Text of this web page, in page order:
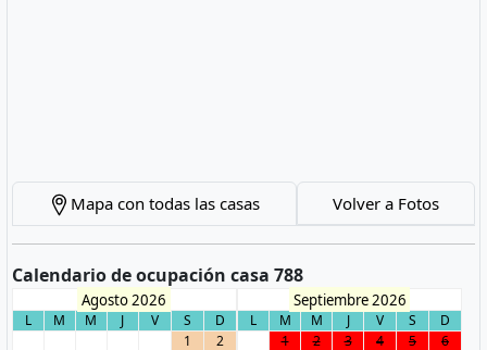
Mapa con todas las casas Volver a Fotos
Calendario de ocupación casa 788
Agosto 2026
L M M J V S
D
1
2
Septiembre 2026
L M M J V S
D
1
2 3 4 5 6